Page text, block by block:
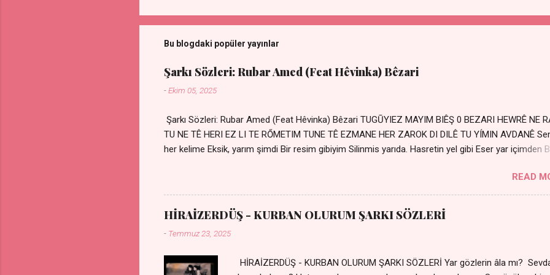
Bu blogdaki popüler yayınlar
Şarkı Sözleri: Rubar Amed (Feat Hêvinka) Bêzari
-Ekim 05, 2025
Şarkı Sözleri: Rubar Amed (Feat Hêvinka) Bêzari TUGŪYIEZ MAYIM BIÊŞ 0 BEZARI HEWRÊ NE
TU NE TÊ HERI EZ LI TE RŐMETIM TUNE TÊ EZMANE HER ZAROK DI DILÊ TU YÍMIN AVDANÊ
her kelime Eksik, yarım şimdi Bir resim gibiyim Silinmis yarıda. Hasretin yel gibi Eser yar içimden
durmuyor Tu yi bihare min Ez ji payizim Li dile şevên min Teng e nefes im Adını sayıklar
Uykusuz geceler Sensiz her sabahım Sessiz ve kederli
READ
HİRAİZERDÜŞ - KURBAN OLURUM ŞARKI SÖZLERİ
- Temmuz 23, 2025
HİRAİZERDÜŞ - KURBAN OLURUM ŞARKI SÖZLERİ Yar gözlerin âla mı?